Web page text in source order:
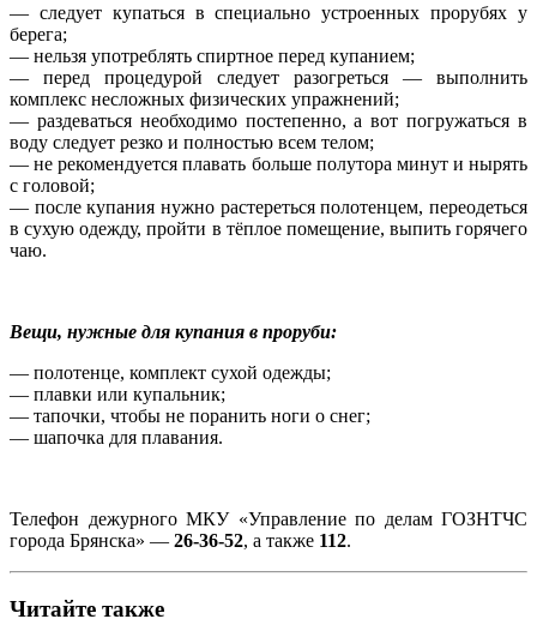
— следует купаться в специально устроенных прорубях у
берега;
— нельзя употреблять спиртное перед купанием;
— перед процедурой следует разогреться — выполнить
комплекс несложных физических упражнений;
— раздеваться необходимо постепенно, а вот погружаться в
воду следует резко и полностью всем телом;
— не рекомендуется плавать больше полутора минут и нырять
с головой;
— после купания нужно растереться полотенцем, переодеться
в сухую одежду, пройти в тёплое помещение, выпить горячего
чаю.
Вещи, нужные для купания в проруби:
— полотенце, комплект сухой одежды;
— плавки или купальник;
— тапочки, чтобы не поранить ноги о снег;
— шапочка для плавания.
Телефон дежурного МКУ «Управление по делам ГОЗНТЧС
города Брянска» — 26-36-52, а также 112.
Читайте также